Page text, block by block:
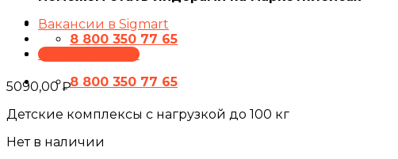
Вакансии в Sigmart
8 800 350 77 65
ПРЕЗЕНТАЦИЯ
8 800 350 77 65
5090,00₽
Детские комплексы с нагрузкой до 100 кг
Нет в наличии